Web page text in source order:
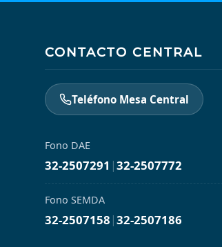
CONTACTO CENTRAL
Teléfono Mesa Central
Fono DAE
32-2507291 |32-2507772
Fono SEMDA
32-2507158 |32-2507186